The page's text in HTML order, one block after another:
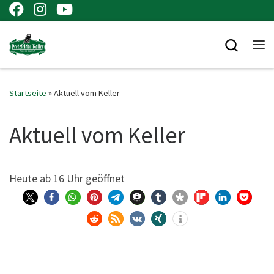
Zum Inhalt springen
Startseite »Aktuell vom Keller
Aktuell vom Keller
Heu­te ab 16 Uhr geöffnet